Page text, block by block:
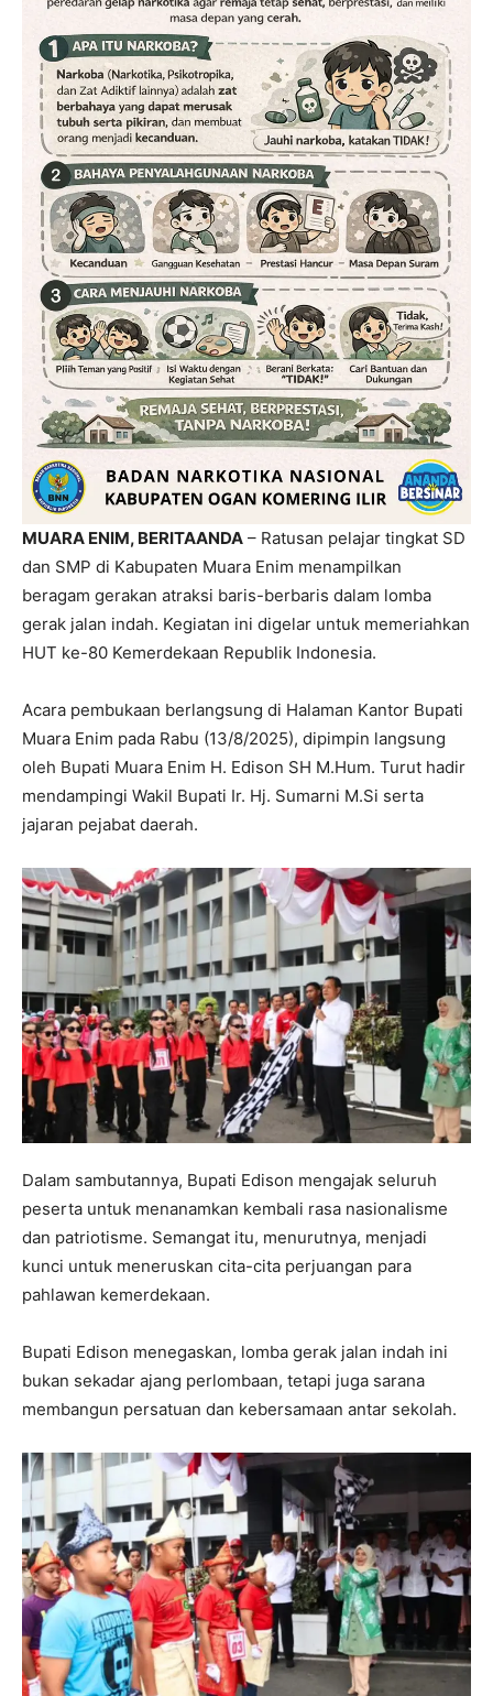
MUARA ENIM, BERITAANDA – Ratusan pelajar tingkat SD
dan SMP di Kabupaten Muara Enim menampilkan
beragam gerakan atraksi baris-berbaris dalam lomba
gerak jalan indah. Kegiatan ini digelar untuk memeriahkan
HUT ke-80 Kemerdekaan Republik Indonesia.
Acara pembukaan berlangsung di Halaman Kantor Bupati
Muara Enim pada Rabu (13/8/2025), dipimpin langsung
oleh Bupati Muara Enim H. Edison SH M.Hum. Turut hadir
mendampingi Wakil Bupati Ir. Hj. Sumarni M.Si serta
jajaran pejabat daerah.
Dalam sambutannya, Bupati Edison mengajak seluruh
peserta untuk menanamkan kembali rasa nasionalisme
dan patriotisme. Semangat itu, menurutnya, menjadi
kunci untuk meneruskan cita-cita perjuangan para
pahlawan kemerdekaan.
Bupati Edison menegaskan, lomba gerak jalan indah ini
bukan sekadar ajang perlombaan, tetapi juga sarana
membangun persatuan dan kebersamaan antar sekolah.